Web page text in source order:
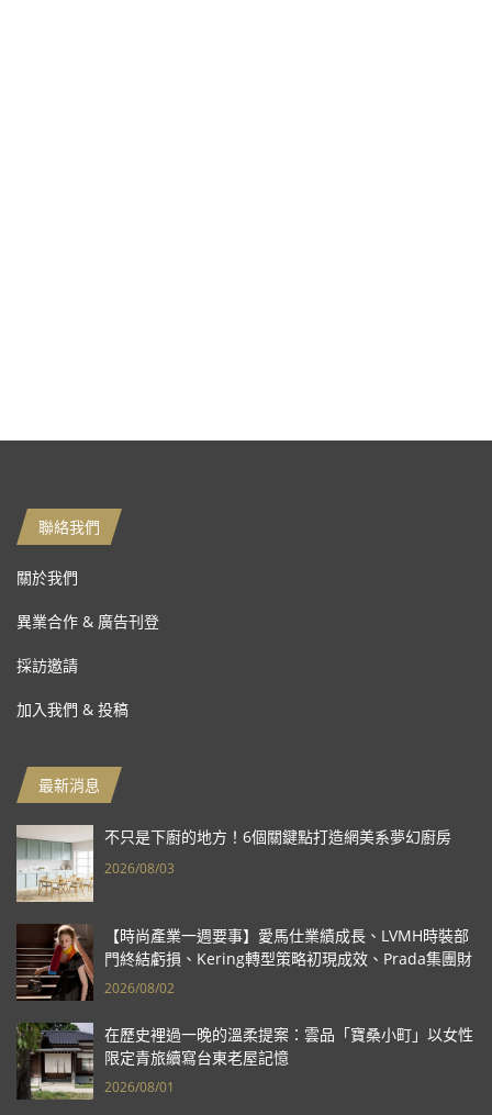
聯絡我們
關於我們
異業合作 & 廣告刊登
採訪邀請
加入我們 & 投稿
最新消息
不只是下廚的地方！6個關鍵點打造網美系夢幻廚房
2026/08/03
【時尚產業一週要事】愛馬仕業績成長、LVMH時裝部
門終結虧損、Kering轉型策略初現成效、Prada集團財
報亮眼
2026/08/02
在歷史裡過一晚的溫柔提案：雲品「寶桑小町」以女性
限定青旅續寫台東老屋記憶
2026/08/01